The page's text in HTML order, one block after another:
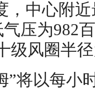
，中心附
压为982
级风圈半
”将以每小